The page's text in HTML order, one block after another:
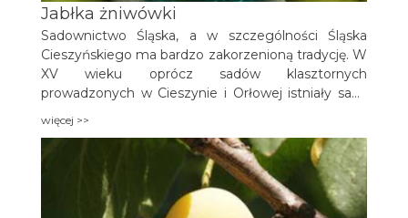
Jabłka żniwówki
Sadownictwo Śląska, a w szczególności Śląska
Cieszyńskiego ma bardzo zakorzenioną tradycję. W
XV wieku oprócz sadów klasztornych
prowadzonych w Cieszynie i Orłowej istniały sady
Cieszyńskiego charakteryzują się dość surowym
klimatem, w którym udają się tylko odmiany
mrozoodporne i późno zakwitające.
Nasłonecznienie jest dostateczne, a ilość opadów
zupełnie wystarczająca” (A. Sylwester, „Kalendarz
więcej >>